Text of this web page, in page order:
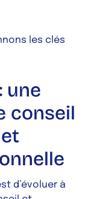
les clés
une
conseil
d’évoluer à